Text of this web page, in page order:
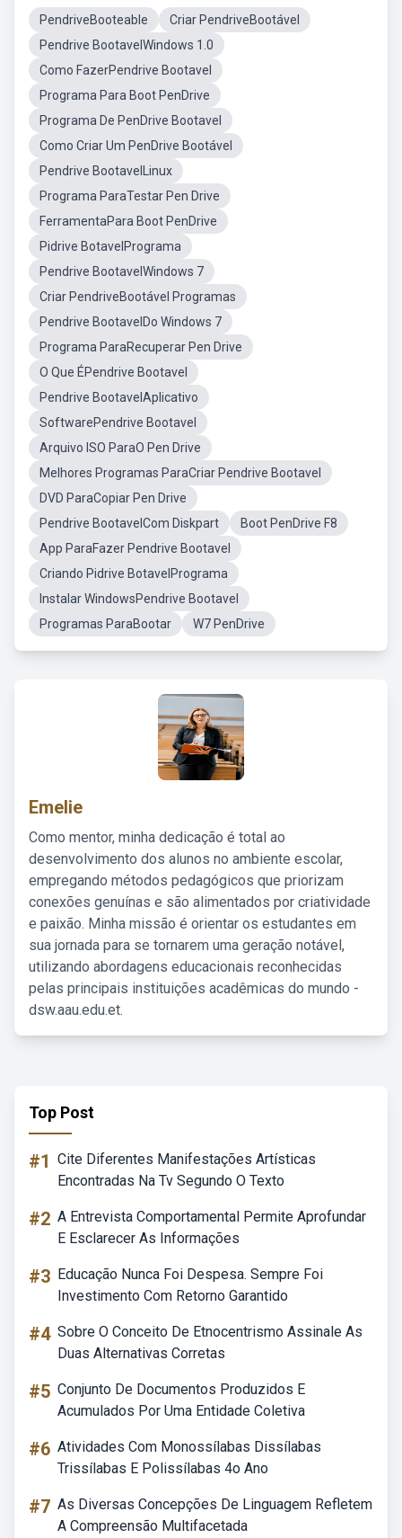
PendriveBooteable
Criar PendriveBootável
Pendrive BootavelWindows 1.0
Como FazerPendrive Bootavel
Programa Para Boot PenDrive
Programa De PenDrive Bootavel
Como Criar Um PenDrive Bootável
Pendrive BootavelLinux
Programa ParaTestar Pen Drive
FerramentaPara Boot PenDrive
Pidrive BotavelPrograma
Pendrive BootavelWindows 7
Criar PendriveBootável Programas
Pendrive BootavelDo Windows 7
Programa ParaRecuperar Pen Drive
O Que ÉPendrive Bootavel
Pendrive BootavelAplicativo
SoftwarePendrive Bootavel
Arquivo ISO ParaO Pen Drive
Melhores Programas ParaCriar Pendrive Bootavel
DVD ParaCopiar Pen Drive
Pendrive BootavelCom Diskpart
Boot PenDrive F8
App ParaFazer Pendrive Bootavel
Criando Pidrive BotavelPrograma
Instalar WindowsPendrive Bootavel
Programas ParaBootar
W7 PenDrive
Emelie
Como mentor, minha dedicação é total ao
desenvolvimento dos alunos no ambiente escolar,
empregando métodos pedagógicos que priorizam
conexões genuínas e são alimentados por criatividade
e paixão. Minha missão é orientar os estudantes em
sua jornada para se tornarem uma geração notável,
utilizando abordagens educacionais reconhecidas
pelas principais instituições acadêmicas do mundo -
dsw.aau.edu.et.
Top Post
#1 Cite Diferentes Manifestações Artísticas
Encontradas Na Tv Segundo O Texto
#2 A Entrevista Comportamental Permite Aprofundar
E Esclarecer As Informações
#3 Educação Nunca Foi Despesa. Sempre Foi
Investimento Com Retorno Garantido
#4 Sobre O Conceito De Etnocentrismo Assinale As
Duas Alternativas Corretas
#5 Conjunto De Documentos Produzidos E
Acumulados Por Uma Entidade Coletiva
#6 Atividades Com Monossílabas Dissílabas
Trissílabas E Polissílabas 4o Ano
#7 As Diversas Concepções De Linguagem Refletem
A Compreensão Multifacetada